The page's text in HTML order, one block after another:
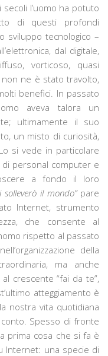
l’uomo ha potuto
di questi profondi
sviluppo tecnologico –
dal digitale,
vorticoso, quasi
ne è stato travolto,
benefici. In passato
aveva talora un
ultimamente il suo
un misto di curiosità,
si vede in particolare
di personal computer e
a fondo il loro
solleverò il mondo”pare
Internet, strumento
che consente al
rispetto al passato
della
ma anche
crescente “fai da te”,
atteggiamento è
nostra vita quotidiana
Spesso di fronte
prima cosa che si fa è
Internet: una specie di